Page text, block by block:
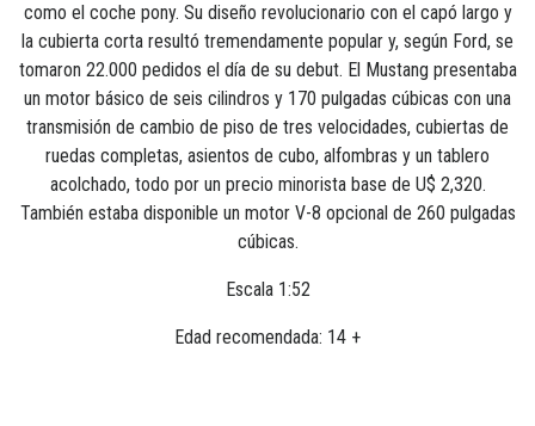
como el coche pony. Su diseño revolucionario con el capó largo y
la cubierta corta resultó tremendamente popular y, según Ford, se
tomaron 22.000 pedidos el día de su debut. El Mustang presentaba
un motor básico de seis cilindros y 170 pulgadas cúbicas con una
transmisión de cambio de piso de tres velocidades, cubiertas de
ruedas completas, asientos de cubo, alfombras y un tablero
acolchado, todo por un precio minorista base de U$ 2,320.
También estaba disponible un motor V-8 opcional de 260 pulgadas
cúbicas.
Escala 1:52
Edad recomendada: 14 +